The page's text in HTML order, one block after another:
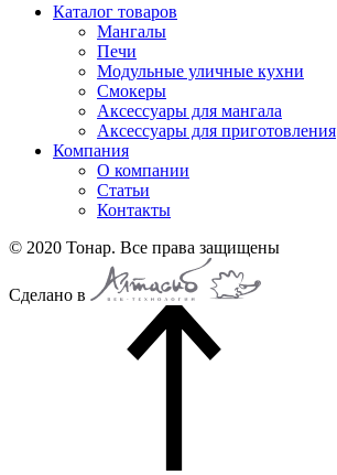
Каталог товаров
Мангалы
Печи
Модульные уличные кухни
Смокеры
Аксессуары для мангала
Аксессуары для приготовления
Компания
О компании
Статьи
Контакты
© 2020 Тонар. Все права защищены
Сделано в